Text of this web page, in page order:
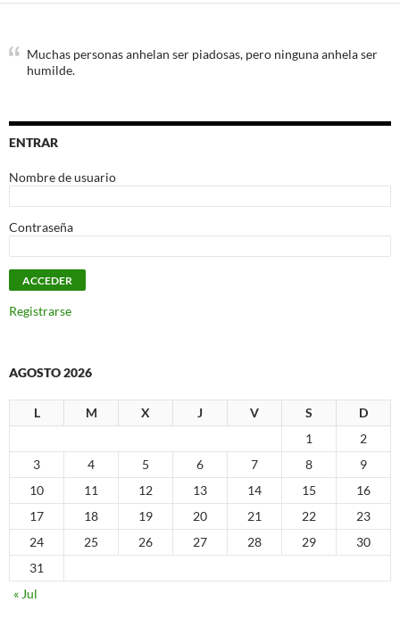
Muchas personas anhelan ser piadosas, pero ninguna anhela ser
humilde.
ENTRAR
Nombre de usuario
Contraseña
Registrarse
AGOSTO 2026
L M X J V S
D
1
2
3
4 5 6 7 8
9
10
11 12 13 14 15
16
17
18 19 20 21 22
23
24
25 26 27 28 29
30
31
« Jul